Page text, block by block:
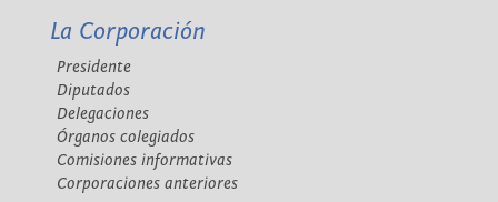
La Corporación
Presidente
Diputados
Delegaciones
Órganos colegiados
Comisiones informativas
Corporaciones anteriores